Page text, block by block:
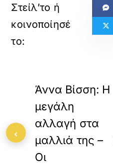
Άννα Βίσση: Η
μεγάλη
αλλαγή στα
μαλλιά της –
Οι
‹